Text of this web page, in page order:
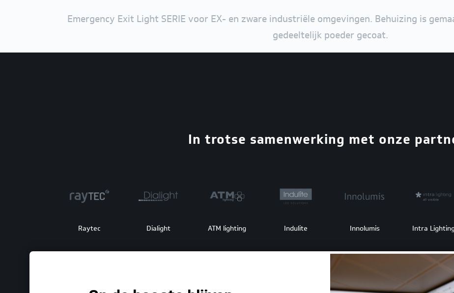
Emergency Exit Light SERIE voor EX- en zware industriële omgevingen. Behuizing is
gedeeltelijk poeder gecoat.
In trotse samenwerking met onze
Raytec Dialight ATM lighting Indulite Innolumis Intra